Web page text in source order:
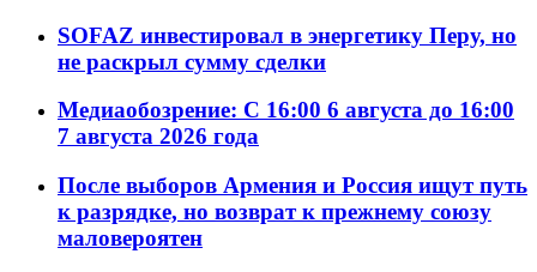
SOFAZ инвестировал в энергетику Перу, но
не раскрыл сумму сделки
Медиаобозрение: С 16:00 6 августа до 16:00
7 августа 2026 года
После выборов Армения и Россия ищут путь
к разрядке, но возврат к прежнему союзу
маловероятен